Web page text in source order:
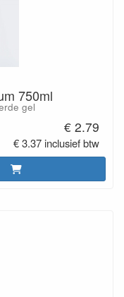
750ml
gel
€ 2.79
€ 3.37 inclusief btw